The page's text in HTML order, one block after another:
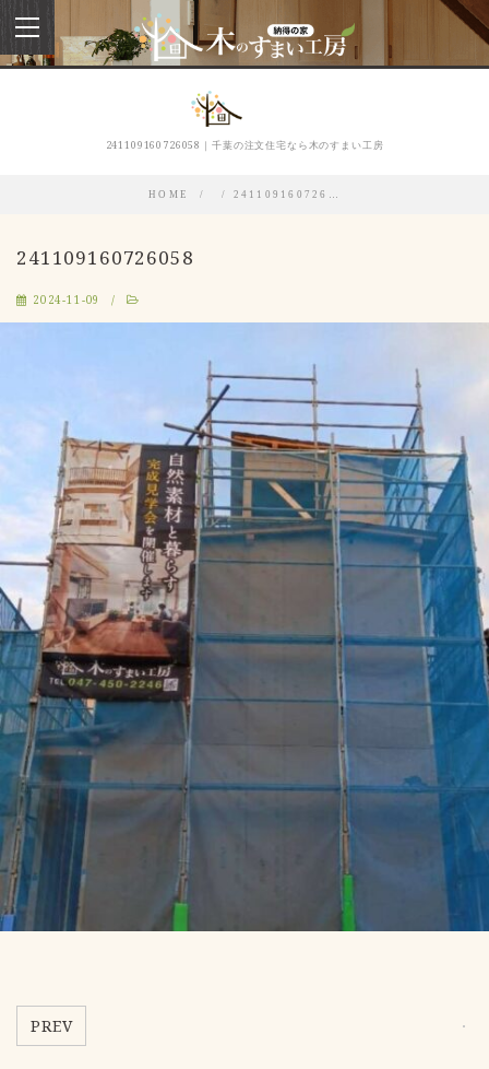
toggle
navigation
241109160726058｜千葉の注文住宅なら木のすまい工房
HOME 241109160726…
241109160726058
2024-11-09
PREV